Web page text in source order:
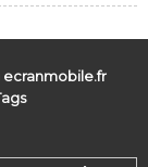
ecranmobile.fr